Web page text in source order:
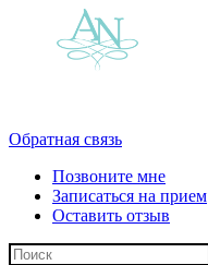
Обратная связь
Позвоните мне
Записаться на прием
Оставить отзыв